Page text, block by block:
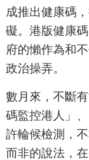
成推出健康碼
礙。港版健康
府的懶作為和
政治操弄。
數月來，不斷
碼監控港人」
許輪候檢測，
而非的說法，